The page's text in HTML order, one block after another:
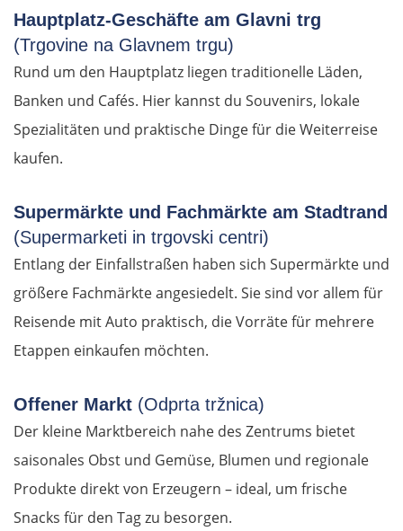
Hauptplatz-Geschäfte am Glavni trg
(Trgovine na Glavnem trgu)
Rund um den Hauptplatz liegen traditionelle Läden,
Banken und Cafés. Hier kannst du Souvenirs, lokale
Spezialitäten und praktische Dinge für die Weiterreise
kaufen.
Supermärkte und Fachmärkte am Stadtrand
(Supermarketi in trgovski centri)
Entlang der Einfallstraßen haben sich Supermärkte und
größere Fachmärkte angesiedelt. Sie sind vor allem für
Reisende mit Auto praktisch, die Vorräte für mehrere
Etappen einkaufen möchten.
Offener Markt (Odprta tržnica)
Der kleine Marktbereich nahe des Zentrums bietet
saisonales Obst und Gemüse, Blumen und regionale
Produkte direkt von Erzeugern – ideal, um frische
Snacks für den Tag zu besorgen.